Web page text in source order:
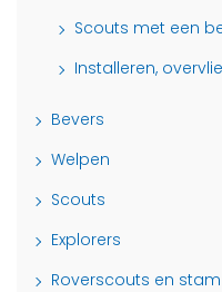
Scouts met een
Installeren,
Bevers
Welpen
Scouts
Explorers
Roverscouts en stam